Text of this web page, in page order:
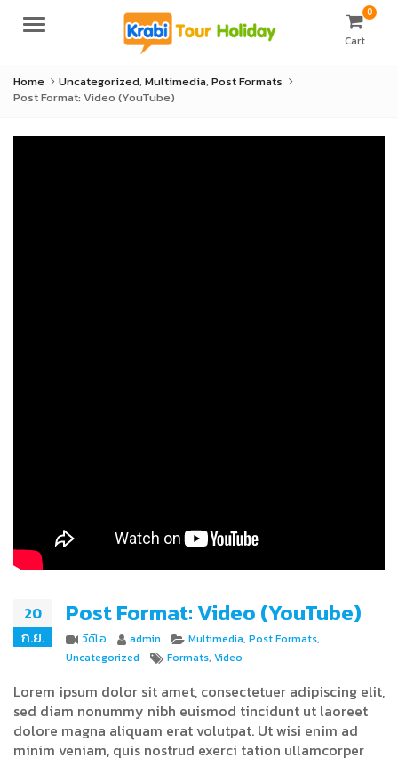
Menu
0
Cart
Home Uncategorized, Multimedia, Post Formats
Post Format: Video (YouTube)
20
ก.ย.
Post Format: Video (YouTube)
Format
วีดีโอ Author
admin Categories
Multimedia, Post Formats,
Uncategorized
Tags
Formats, Video
Lorem ipsum dolor sit amet, consectetuer adipiscing elit,
sed diam nonummy nibh euismod tincidunt ut laoreet
dolore magna aliquam erat volutpat. Ut wisi enim ad
minim veniam, quis nostrud exerci tation ullamcorper